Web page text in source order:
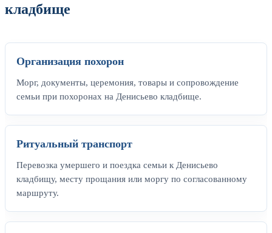
кладбище
Организация похорон
Морг, документы, церемония, товары и сопровождение
семьи при похоронах на Денисьево кладбище.
Ритуальный транспорт
Перевозка умершего и поездка семьи к Денисьево
кладбищу, месту прощания или моргу по согласованному
маршруту.